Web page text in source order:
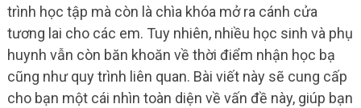
trình học tập mà còn là chìa khóa mở ra cánh cửa
tương lai cho các em. Tuy nhiên, nhiều học sinh và phụ
huynh vẫn còn băn khoăn về thời điểm nhận học bạ
cũng như quy trình liên quan. Bài viết này sẽ cung cấp
cho bạn một cái nhìn toàn diện về vấn đề này, giúp bạn